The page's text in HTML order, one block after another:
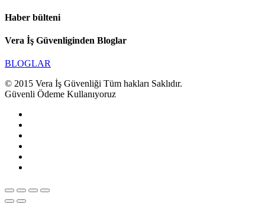
Haber bülteni
Vera İş Güvenliginden Bloglar
BLOGLAR
© 2015 Vera İş Güvenliği Tüm hakları Saklıdır.
Güvenli Ödeme Kullanıyoruz